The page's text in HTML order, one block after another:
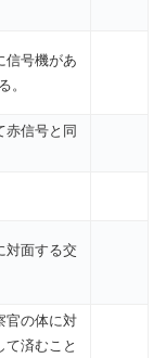
信号機があ
。
赤信号と同
対面する交
官の体に対
て済むこと